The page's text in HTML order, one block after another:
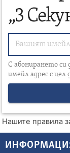
„3
С абонирането си
имейл адрес с
Нашите правила